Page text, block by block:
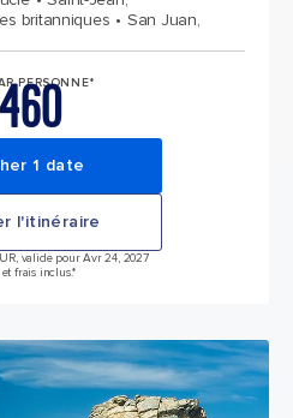
britanniques
San Juan,
PERSONNE*
1 date
l'itinéraire
valide pour Avr 24, 2027
et frais inclus.*